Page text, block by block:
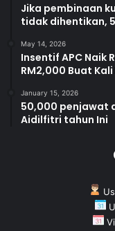
Jika pembinaan
tidak dihentikan,
May 14, 2026
Insentif APC Naik
RM2,000 Buat
January 15, 2026
50,000 penjawat
Aidilfitri tahun Ini